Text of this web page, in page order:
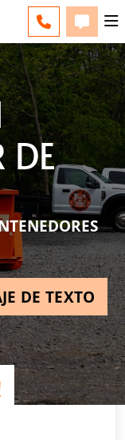
LLÁMENOS
DE
DE TEXTO